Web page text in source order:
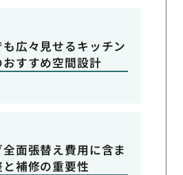
広々見せるキッチン
すすめ空間設計
面張替え費用に含ま
補修の重要性